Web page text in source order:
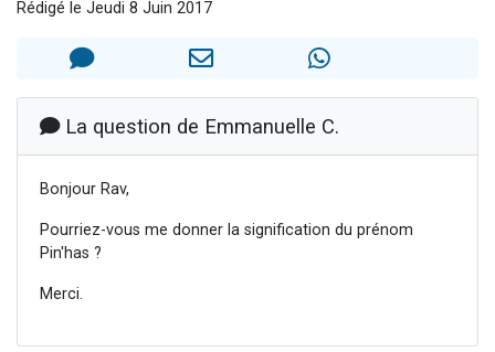
Il reste 49 places pour étudier en groupe sur Zoom
Eva vient de donner son Maasser
Rédigé le Jeudi 8 Juin 2017
La question de Emmanuelle C.
Bonjour Rav,
Pourriez-vous me donner la signification du prénom
Pin'has ?
Merci.